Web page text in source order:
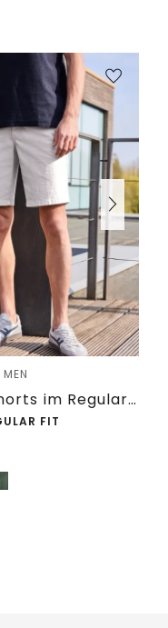
Chino Shorts im Regular Fit mit Flexbund
FIT